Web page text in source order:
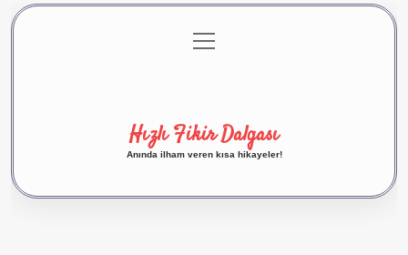
Gizlilik Politikası
menüyü
aç
Hızlı Fikir Dalgası
Anında ilham veren kısa hikayeler!